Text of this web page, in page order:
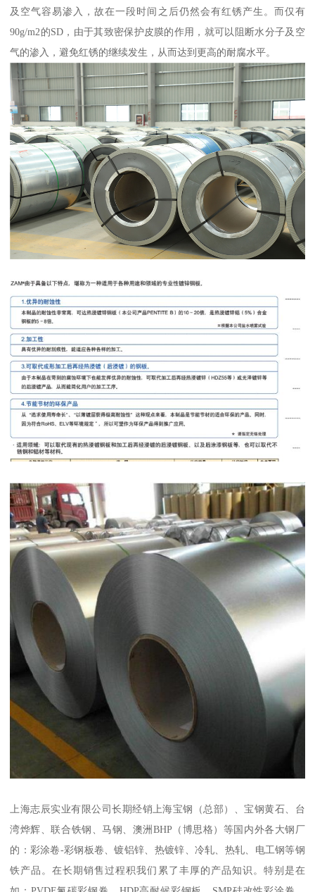
及空气容易渗入，故在一段时间之后仍然会有红锈产生。而仅有
90g/m2的SD，由于其致密保护皮膜的作用，就可以阻断水分子及空
气的渗入，避免红锈的继续发生，从而达到更高的耐腐水平。
上海志辰实业有限公司长期经销上海宝钢（总部）、宝钢黄石、台
湾烨辉、联合铁钢、马钢、澳洲BHP（博思格）等国内外各大钢厂
的：彩涂卷-彩钢板卷、镀铝锌、热镀锌、冷轧、热轧、电工钢等钢
铁产品。在长期销售过程积我们累了丰厚的产品知识。特别是在